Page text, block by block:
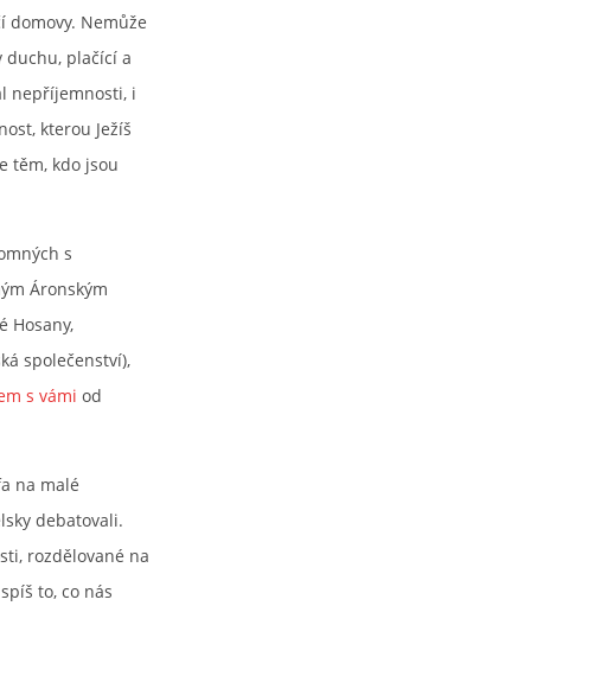
domovy. Nemůže
duchu, plačící a
nepříjemnosti, i
kterou Ježíš
těm, kdo jsou
s
Áronským
Hosany,
společenství),
s vámi od
na malé
debatovali.
rozdělované na
to, co nás